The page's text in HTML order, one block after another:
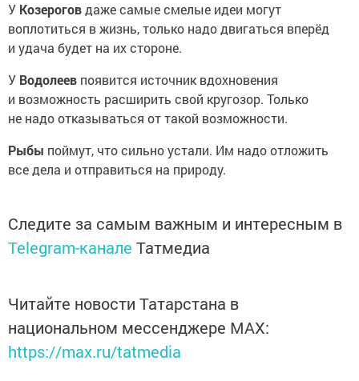
У Козероговдаже самые смелые идеи могут
воплотиться в жизнь, только надо двигаться вперёд
и удача будет на их стороне.
У Водолеев появится источник вдохновения
и возможность расширить свой кругозор. Только
не надо отказываться от такой возможности.
Рыбы поймут, что сильно устали. Им надо отложить
все дела и отправиться на природу.
Следите за самым важным и интересным в
Telegram-канале Татмедиа
Читайте новости Татарстана в
национальном мессенджере MАХ:
https://max.ru/tatmedia